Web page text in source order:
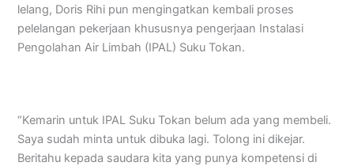
lelang, Doris Rihi pun mengingatkan kembali proses
pelelangan pekerjaan khususnya pengerjaan Instalasi
Pengolahan Air Limbah (IPAL) Suku Tokan.
“Kemarin untuk IPAL Suku Tokan belum ada yang membeli.
Saya sudah minta untuk dibuka lagi. Tolong ini dikejar.
Beritahu kepada saudara kita yang punya kompetensi di